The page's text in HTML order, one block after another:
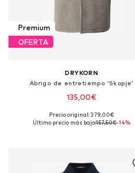
Premium
OFERTA
DRYKORN
Abrigo de entretiempo 'Skopje'
135,00€
Tallas disponibles: M, L-XL, XL
Precio original: 379,00€
Último precio más bajo:157,50€-14%